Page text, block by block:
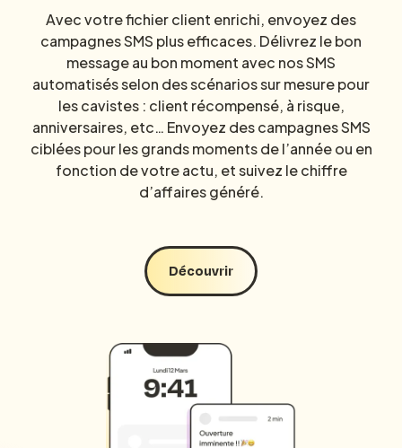
Avec votre fichier client enrichi, envoyez des
campagnes SMS plus efficaces. Délivrez le bon
message au bon moment avec nos SMS
automatisés selon des scénarios sur mesure pour
les cavistes : client récompensé, à risque,
anniversaires, etc… Envoyez des campagnes SMS
ciblées pour les grands moments de l’année ou en
fonction de votre actu, et suivez le chiffre
d’affaires généré.
Découvrir